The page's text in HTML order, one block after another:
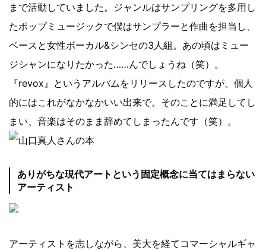
まで活動していました。ジャンルはサンプリングを多用し
たポップミュージックで僕はサンプラーと作曲を担当し、
ベースと女性ボーカル&シンセの3人組。あの頃はミュー
ジシャンになりたかった……んでしょうね（笑）。
『revox』というアルバムをリリースしたのですが、個人
的にはこれがなかなかいい出来で。そのことに満足してし
まい、音楽はそのまま辞めてしまったんです（笑）。
ありがちな現代アートという固定概念に当てはまらない
アーティスト
アーティストを志しながら、美大を経てコマーシャルギャ